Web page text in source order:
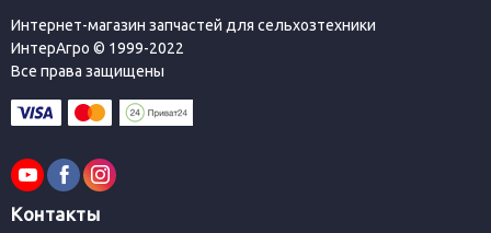
Интернет-магазин запчастей для сельхозтехники
ИнтерАгро © 1999-2022
Все права защищены
Контакты